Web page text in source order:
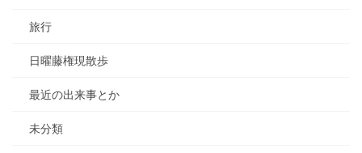
旅行
日曜藤権現散歩
最近の出来事とか
未分類